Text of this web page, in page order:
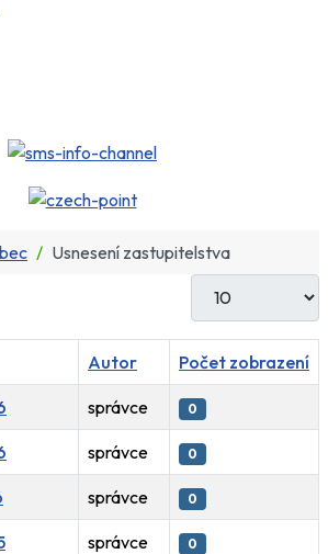
Usnesení zastupitelstva
Autor Počet zobrazení
správce 0
správce 0
správce 0
správce 0